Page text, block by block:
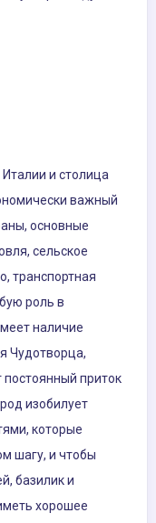
и столица
важный
основные
сельское
транспортная
роль в
наличие
Чудотворца,
приток
изобилует
которые
шагу, и чтобы
базилик и
хорошее